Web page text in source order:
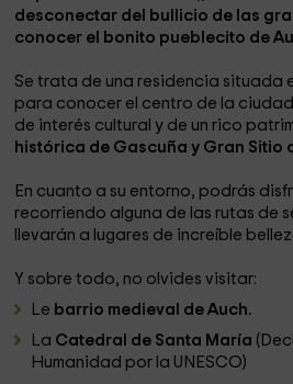
desconectar del bullicio de las
conocer el bonito pueblecito de
Se trata de una residencia situada
para conocer el centro de la
de interés cultural y de un rico
histórica de Gascuña y Gran Sitio
En cuanto a su entorno, podrás
recorriendo alguna de las rutas de
llevarán a lugares de increíble
Y sobre todo, no olvides visitar:
Le barrio medieval de Auch.
La Catedral de Santa María
Humanidad por la UNESCO)